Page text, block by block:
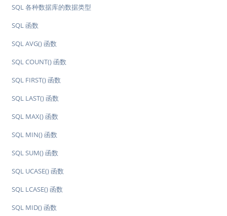
SQL 各种数据库的数据类型
SQL 函数
SQL AVG() 函数
SQL COUNT() 函数
SQL FIRST() 函数
SQL LAST() 函数
SQL MAX() 函数
SQL MIN() 函数
SQL SUM() 函数
SQL UCASE() 函数
SQL LCASE() 函数
SQL MID() 函数